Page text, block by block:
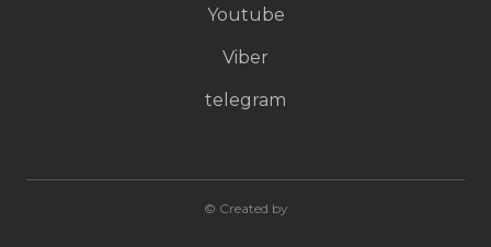
Youtube
Viber
telegram
© Created by